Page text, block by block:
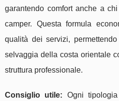
garantendo comfort anche a
camper. Questa formula
qualità dei servizi,
selvaggia della costa orientale
struttura professionale.
Consiglio utile: Ogni